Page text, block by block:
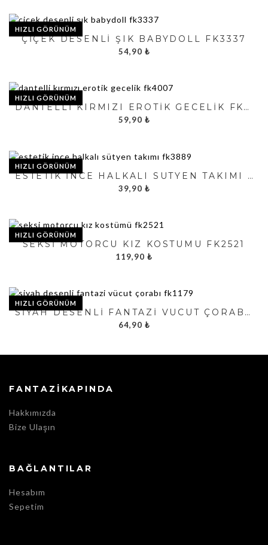
HIZLI GÖRÜNÜM
ÇIÇEK DESENLI ŞIK BABYDOLL FK3337
54,90 ₺
HIZLI GÖRÜNÜM
DANTELLI KIRMIZI EROTIK GECELIK FK4007
59,90 ₺
HIZLI GÖRÜNÜM
ESTETIK İNCE HALKALI SÜTYEN TAKIMI FK3889
39,90 ₺
HIZLI GÖRÜNÜM
SEKSI MOTORCU KIZ KOSTÜMÜ FK2521
119,90 ₺
HIZLI GÖRÜNÜM
SIYAH DESENLI FANTAZI VÜCUT ÇORABI FK1179
64,90 ₺
FANTAZIKAPINDA
Hakkımızda
Bize Ulaşın
BAĞLANTILAR
Hesabım
Sepetim